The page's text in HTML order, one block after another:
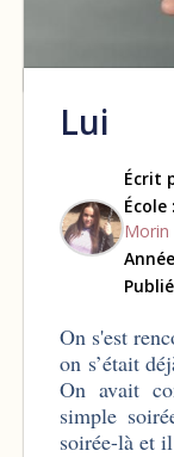
Lui
Écrit
École :
Morin
On s'est
on s’était
On avait
simple
soirée-là et